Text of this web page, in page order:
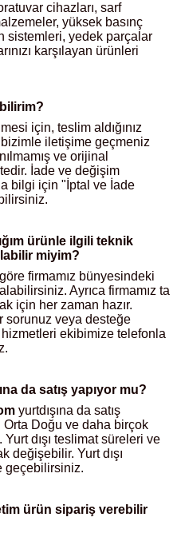
cihazları, sarf
yüksek basınç
sistemleri, yedek parçalar
karşılayan ürünleri
için, teslim aldığınız
iletişime geçmeniz
ve orijinal
İade ve değişim
bilgi için "İptal ve İade
ürünle ilgili teknik
miyim?
firmamız bünyesindeki
Ayrıca firmamız ta
için her zaman hazır.
sorunuz veya desteğe
hizmetleri ekibimize telefonla
da satış yapıyor mu?
yurtdışına da satış
Orta Doğu ve daha birçok
dışı teslimat süreleri ve
değişebilir. Yurt dışı
geçebilirsiniz.
ürün sipariş verebilir